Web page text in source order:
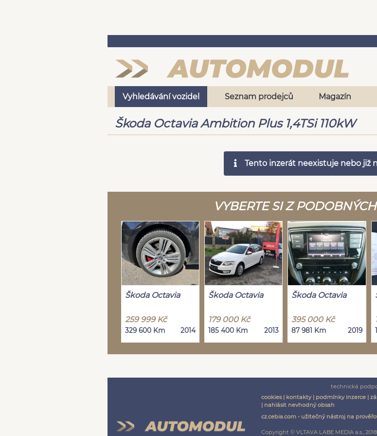
Vyhledávání vozidel Seznam prodejců Magazín
Škoda Octavia Ambition Plus 1,4TSi 110kW
Tento inzerát neexistuje nebo již
VYBERTE SI Z
Škoda Octavia
259 999 Kč
329 600 Km 2014
Škoda Octavia
179 000 Kč
185 400 Km 2013
Škoda Octavia
395 000 Kč
87 981 Km 2019
technická
cookies| kontakty| podmínky inzerce|
| nahlásit nevhodný obsah
cz.cebia.com - užitečný nástroj na
Copyright © VLTAVA LABE MEDIA a.s.,